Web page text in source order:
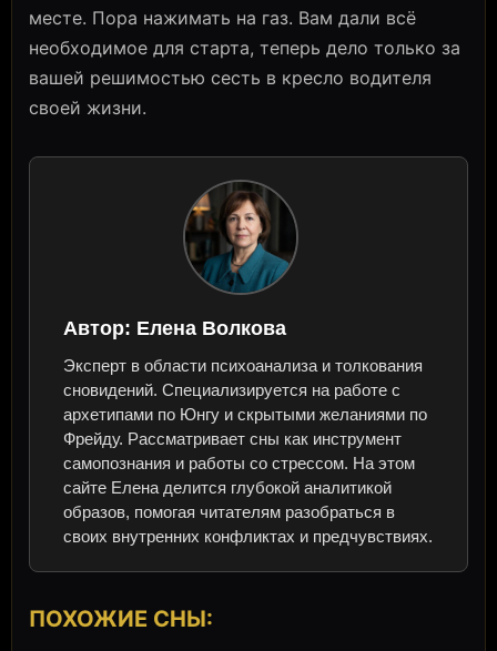
месте. Пора нажимать на газ. Вам дали всё
необходимое для старта, теперь дело только за
вашей решимостью сесть в кресло водителя
своей жизни.
Автор: Елена Волкова
Эксперт в области психоанализа и толкования
сновидений. Специализируется на работе с
архетипами по Юнгу и скрытыми желаниями по
Фрейду. Рассматривает сны как инструмент
самопознания и работы со стрессом. На этом
сайте Елена делится глубокой аналитикой
образов, помогая читателям разобраться в
своих внутренних конфликтах и предчувствиях.
ПОХОЖИЕ СНЫ: